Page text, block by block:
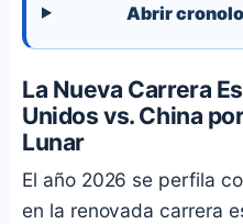
Abrir
La Nueva Carrera
Unidos vs. China
Lunar
El año 2026 se perfila
en la renovada carrera